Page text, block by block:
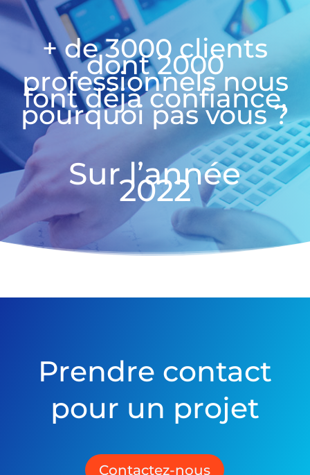
+ de 3000 clients
dont 2000
professionnels nous
font déjà confiance,
pourquoi pas vous ?
Sur l’année
2022
Prendre contact
pour un projet
Contactez-nous